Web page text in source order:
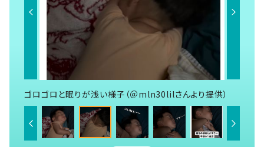
ゴロゴロと眠りが浅い様子（＠mln30lilさんより提供）